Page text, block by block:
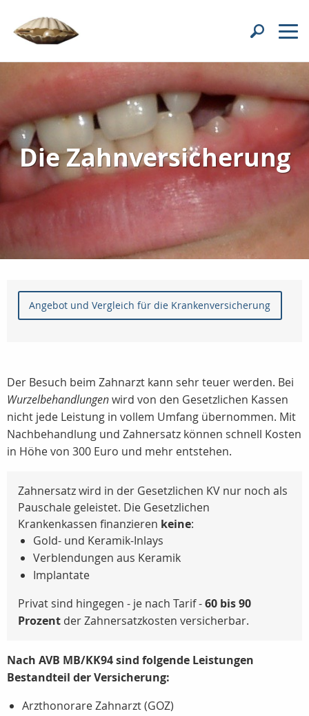
Die Zahnversicherung
Angebot und Vergleich für die Krankenversicherung
Der Besuch beim Zahnarzt kann sehr teuer werden. Bei
Wurzelbehandlungenwird von den Gesetzlichen Kassen
nicht jede Leistung in vollem Umfang übernommen. Mit
Nachbehandlung und Zahnersatz können schnell Kosten
in Höhe von 300 Euro und mehr entstehen.
Zahnersatz wird in der Gesetzlichen KV nur noch als
Pauschale geleistet. Die Gesetzlichen
Krankenkassen finanzieren keine:
Gold- und Keramik-Inlays
Verblendungen aus Keramik
Implantate
Privat sind hingegen - je nach Tarif -60 bis 90
Prozent der Zahnersatzkosten versicherbar.
Nach AVB MB/KK94 sind folgende Leistungen
Bestandteil der Versicherung:
Arzthonorare Zahnarzt (GOZ)